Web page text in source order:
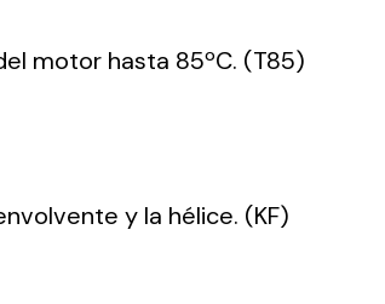
motor hasta 85ºC. (T85)
y la hélice. (KF)